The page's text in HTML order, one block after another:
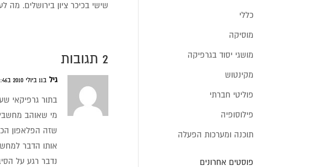
שישי בכיכר ציון בירושלים. מה
2 תגובות
גיל ב11 ביולי 2010 ב11:46
בתור גרפיקאי
מי שאוהב
שזה הפלאפון
אותו הדבר
נדבר רגע על
כללי
מוסיקה
מושגי יסוד בגרפיקה
מקינטוש
פוליטי חברתי
פילוסופיה
תוכנה ומערכות הפעלה
פוסטים אחרונים